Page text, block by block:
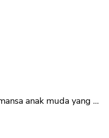
anak muda yang …